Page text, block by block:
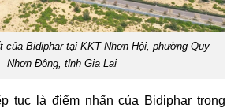
của Bidiphar tại KKT Nhơn Hội, phường Quy
Nhơn Đông, tỉnh Gia Lai
tục là điểm nhấn của Bidiphar trong